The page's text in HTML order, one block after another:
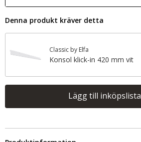
Denna produkt kräver detta
Classic by Elfa
Konsol klick-in 420 mm vit
Lägg till inköpslista